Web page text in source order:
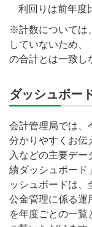
利回りは前年度
※計数については
していないため、
の合計とは一致し
ダッシュボー
会計管理局では、
分かりやすくお伝
入などの主要デ
績ダッシュボード
ッシュボードは、
公金管理に係る運
を年度ごとの一覧